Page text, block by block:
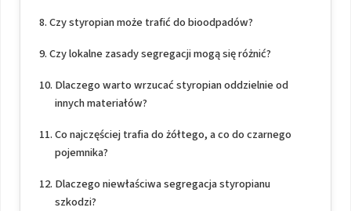
Czy styropian może trafić do bioodpadów?
Czy lokalne zasady segregacji mogą się różnić?
Dlaczego warto wrzucać styropian oddzielnie od
innych materiałów?
Co najczęściej trafia do żółtego, a co do czarnego
pojemnika?
Dlaczego niewłaściwa segregacja styropianu
szkodzi?